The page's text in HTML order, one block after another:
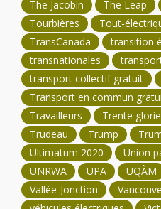
The Jacobin
The Leap
Tourbières
Tout-
TransCanada
transition
transnationales
transport collectif gratuit
Transport en commun
Travailleurs
Trente
Trudeau
Trump
Ultimatum 2020
Union
UNRWA
UPA UQÀM
Vallée-Jonction